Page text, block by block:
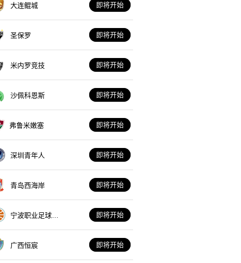
大连鲲城 即将开始
圣保罗 即将开始
米内罗竞技 即将开始
沙佩科恩斯 即将开始
弗鲁米嫩塞 即将开始
深圳青年人 即将开始
青岛西海岸 即将开始
宁波职业足球俱
即将开始
广西恒宸 即将开始